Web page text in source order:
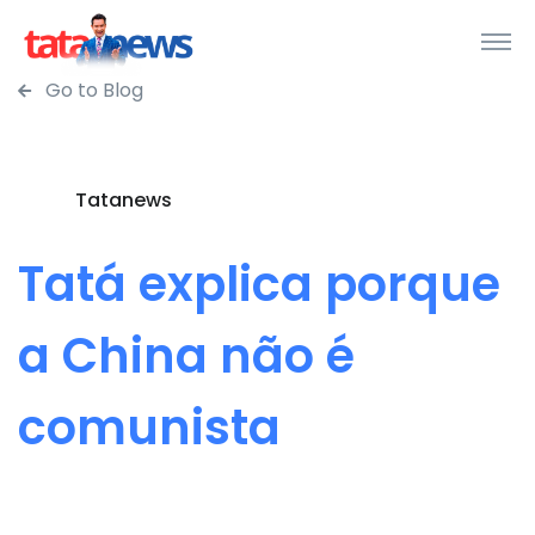
Go to Blog
Tatanews
Tatá explica porque
a China não é
comunista